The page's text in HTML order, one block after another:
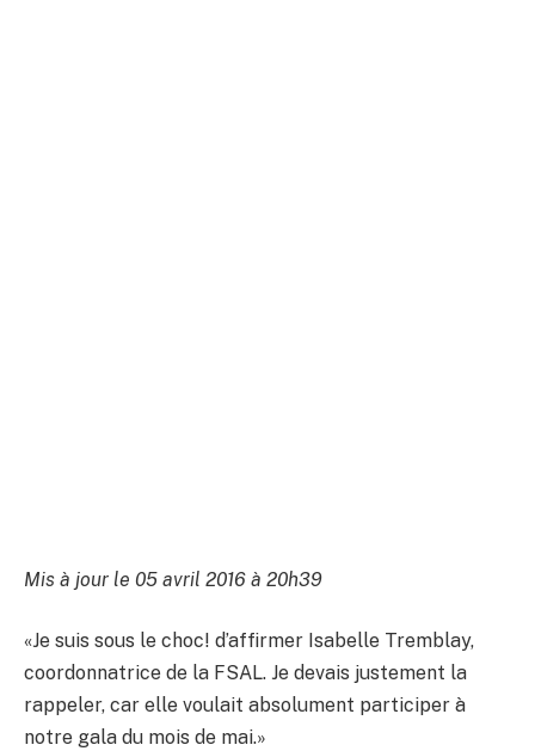
Mis à jour le 05 avril 2016 à 20h39
«Je suis sous le choc! d’affirmer Isabelle Tremblay,
coordonnatrice de la FSAL. Je devais justement la
rappeler, car elle voulait absolument participer à
notre gala du mois de mai.»